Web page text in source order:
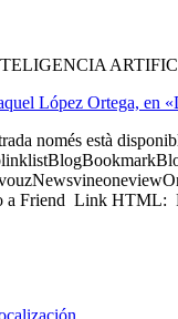
López Ortega, en
només està
a Friend Link HTML: